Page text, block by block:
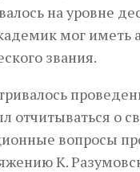
на уровне
мог иметь
звания.
отчитываться о
вопросы
К.